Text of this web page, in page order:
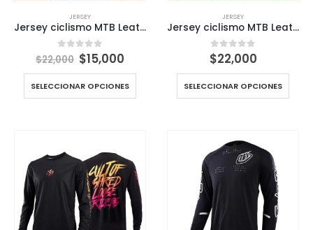
JERSEY
Jersey ciclismo MTB Leat Azul gris
0out of 5
$22,000 El
precio
original
era:
$22,000.
$15,000El
precio
actual
es:
$15,000.
SELECCIONAR OPCIONES
JERSEY
Jersey ciclismo MTB Leat gris TR
0 out of 5
$22,000
SELECCIONAR OPCIONES